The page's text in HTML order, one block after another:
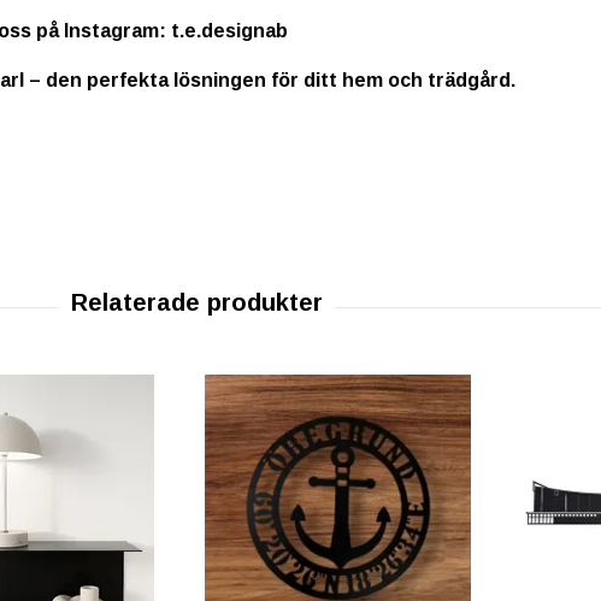
på Instagram: t.e.designab
– den perfekta lösningen för ditt hem och trädgård.